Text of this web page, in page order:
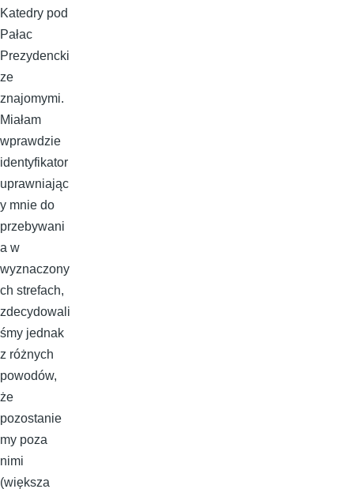
Katedry pod
Pałac
Prezydencki
ze
znajomymi.
Miałam
wprawdzie
identyfikator
uprawniając
y mnie do
przebywani
a w
wyznaczony
ch strefach,
zdecydowali
śmy jednak
z różnych
powodów,
że
pozostanie
my poza
nimi
(większa